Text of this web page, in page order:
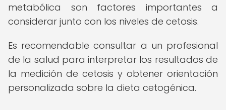
metabólica son factores importantes a
considerar junto con los niveles de cetosis.
Es recomendable consultar a un profesional
de la salud para interpretar los resultados de
la medición de cetosis y obtener orientación
personalizada sobre la dieta cetogénica.